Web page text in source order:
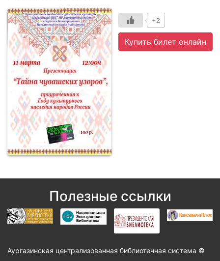
+2
Купить билет онлайн
Полезные ссылки
Аургазинская централизованная библиотечная система ©